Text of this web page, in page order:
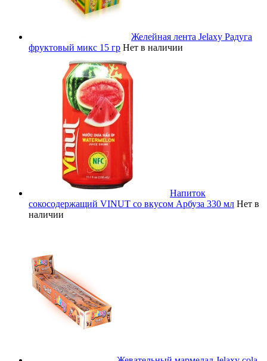
Желейная лента Jelaxy Радуга
фруктовый микс 15 гр Нет в наличии
Напиток
сокосодержащий VINUT со вкусом Арбуза 330 мл Нет в
наличии